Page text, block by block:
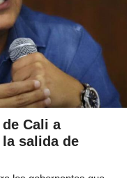
Cali a
salida de